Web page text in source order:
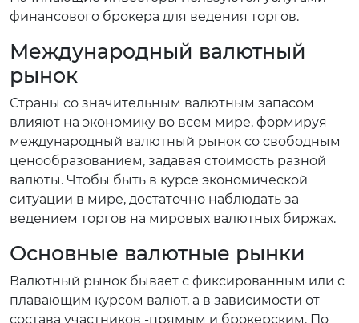
финансового брокера для ведения торгов.
Международный валютный
рынок
Страны со значительным валютным запасом
влияют на экономику во всем мире, формируя
международный валютный рынок со свободным
ценообразованием, задавая стоимость разной
валюты. Чтобы быть в курсе экономической
ситуации в мире, достаточно наблюдать за
ведением торгов на мировых валютных биржах.
Основные валютные рынки
Валютный рынок бывает с фиксированным или с
плавающим курсом валют, а в зависимости от
состава участников -прямым и брокерским. По